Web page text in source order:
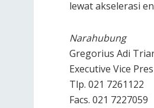
lewat akselerasi
Narahubung
Gregorius Adi
Executive Vice
Tlp. 021 7261122
Facs. 021 7227059